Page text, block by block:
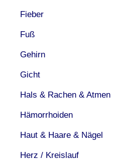
Fieber
Fuß
Gehirn
Gicht
Hals & Rachen & Atmen
Hämorrhoiden
Haut & Haare & Nägel
Herz / Kreislauf